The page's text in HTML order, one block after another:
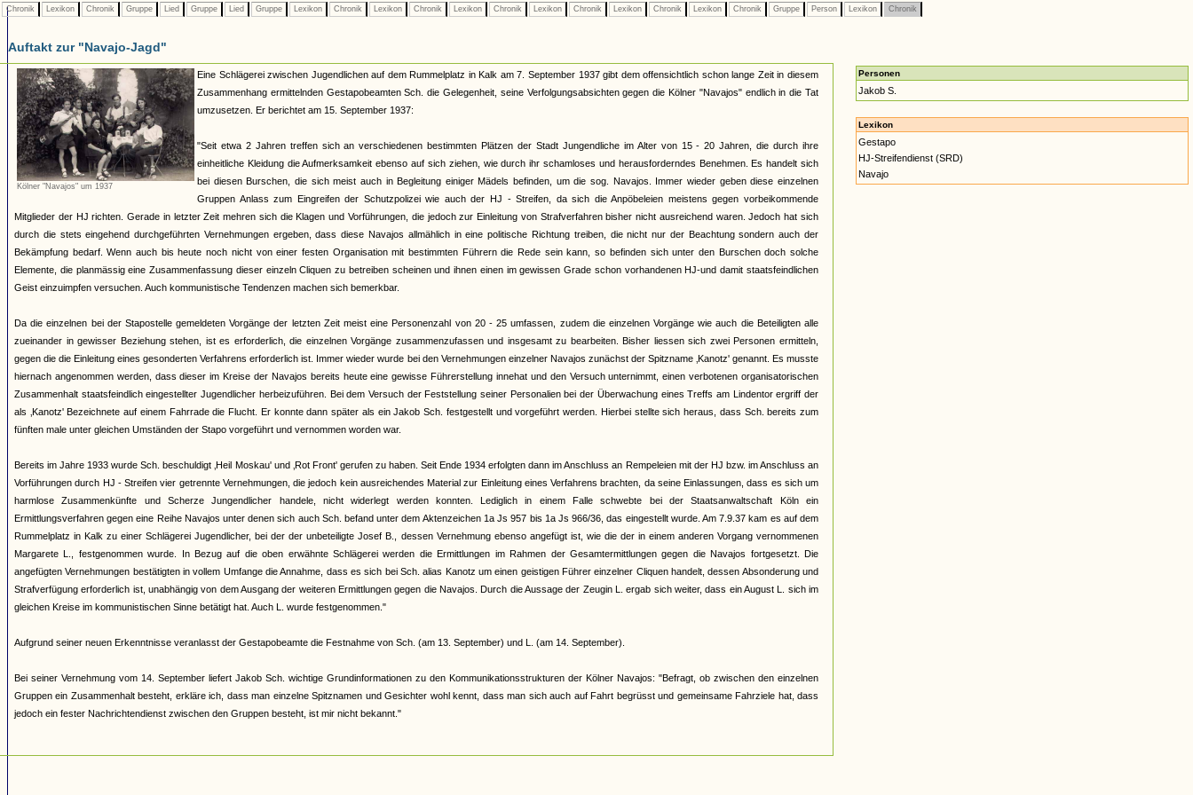
Chronik Lexikon Chronik Gruppe Lied Gruppe Lied Gruppe Lexikon Chronik Lexikon Chronik Lexikon Chronik Lexikon Chronik Lexikon Chronik Lexikon Chronik Gruppe Person Lexikon Chronik
Auftakt zur "Navajo-Jagd"
Kölner "Navajos" um 1937
Eine Schlägerei zwischen Jugendlichen auf dem Rummelplatz in Kalk am 7. September 1937 gibt dem offensichtlich schon lange Zeit in diesem
Zusammenhang ermittelnden Gestapobeamten Sch. die Gelegenheit, seine Verfolgungsabsichten gegen die Kölner "Navajos" endlich in die Tat
umzusetzen. Er berichtet am 15. September 1937:
"Seit etwa 2 Jahren treffen sich an verschiedenen bestimmten Plätzen der Stadt Jungendliche im Alter von 15 - 20 Jahren, die durch ihre
einheitliche Kleidung die Aufmerksamkeit ebenso auf sich ziehen, wie durch ihr schamloses und herausforderndes Benehmen. Es handelt sich
bei diesen Burschen, die sich meist auch in Begleitung einiger Mädels befinden, um die sog. Navajos. Immer wieder geben diese einzelnen
Gruppen Anlass zum Eingreifen der Schutzpolizei wie auch der HJ - Streifen, da sich die Anpöbeleien meistens gegen vorbeikommende
Mitglieder der HJ richten. Gerade in letzter Zeit mehren sich die Klagen und Vorführungen, die jedoch zur Einleitung von Strafverfahren bisher nicht ausreichend waren. Jedoch hat sich
durch die stets eingehend durchgeführten Vernehmungen ergeben, dass diese Navajos allmählich in eine politische Richtung treiben, die nicht nur der Beachtung sondern auch der
Bekämpfung bedarf. Wenn auch bis heute noch nicht von einer festen Organisation mit bestimmten Führern die Rede sein kann, so befinden sich unter den Burschen doch solche
Elemente, die planmässig eine Zusammenfassung dieser einzeln Cliquen zu betreiben scheinen und ihnen einen im gewissen Grade schon vorhandenen HJ-und damit staatsfeindlichen
Geist einzuimpfen versuchen. Auch kommunistische Tendenzen machen sich bemerkbar.
Da die einzelnen bei der Stapostelle gemeldeten Vorgänge der letzten Zeit meist eine Personenzahl von 20 - 25 umfassen, zudem die einzelnen Vorgänge wie auch die Beteiligten alle
zueinander in gewisser Beziehung stehen, ist es erforderlich, die einzelnen Vorgänge zusammenzufassen und insgesamt zu bearbeiten. Bisher liessen sich zwei Personen ermitteln,
gegen die die Einleitung eines gesonderten Verfahrens erforderlich ist. Immer wieder wurde bei den Vernehmungen einzelner Navajos zunächst der Spitzname ‚Kanotz' genannt. Es musste
hiernach angenommen werden, dass dieser im Kreise der Navajos bereits heute eine gewisse Führerstellung innehat und den Versuch unternimmt, einen verbotenen organisatorischen
Zusammenhalt staatsfeindlich eingestellter Jugendlicher herbeizuführen. Bei dem Versuch der Feststellung seiner Personalien bei der Überwachung eines Treffs am Lindentor ergriff der
als ‚Kanotz' Bezeichnete auf einem Fahrrade die Flucht. Er konnte dann später als ein Jakob Sch. festgestellt und vorgeführt werden. Hierbei stellte sich heraus, dass Sch. bereits zum
fünften male unter gleichen Umständen der Stapo vorgeführt und vernommen worden war.
Bereits im Jahre 1933 wurde Sch. beschuldigt ‚Heil Moskau' und ‚Rot Front' gerufen zu haben. Seit Ende 1934 erfolgten dann im Anschluss an Rempeleien mit der HJ bzw. im Anschluss an
Vorführungen durch HJ - Streifen vier getrennte Vernehmungen, die jedoch kein ausreichendes Material zur Einleitung eines Verfahrens brachten, da seine Einlassungen, dass es sich um
harmlose Zusammenkünfte und Scherze Jungendlicher handele, nicht widerlegt werden konnten. Lediglich in einem Falle schwebte bei der Staatsanwaltschaft Köln ein
Ermittlungsverfahren gegen eine Reihe Navajos unter denen sich auch Sch. befand unter dem Aktenzeichen 1a Js 957 bis 1a Js 966/36, das eingestellt wurde. Am 7.9.37 kam es auf dem
Rummelplatz in Kalk zu einer Schlägerei Jugendlicher, bei der der unbeteiligte Josef B., dessen Vernehmung ebenso angefügt ist, wie die der in einem anderen Vorgang vernommenen
Margarete L., festgenommen wurde. In Bezug auf die oben erwähnte Schlägerei werden die Ermittlungen im Rahmen der Gesamtermittlungen gegen die Navajos fortgesetzt. Die
angefügten Vernehmungen bestätigten in vollem Umfange die Annahme, dass es sich bei Sch. alias Kanotz um einen geistigen Führer einzelner Cliquen handelt, dessen Absonderung und
Strafverfügung erforderlich ist, unabhängig von dem Ausgang der weiteren Ermittlungen gegen die Navajos. Durch die Aussage der Zeugin L. ergab sich weiter, dass ein August L. sich im
gleichen Kreise im kommunistischen Sinne betätigt hat. Auch L. wurde festgenommen."
Aufgrund seiner neuen Erkenntnisse veranlasst der Gestapobeamte die Festnahme von Sch. (am 13. September) und L. (am 14. September).
Bei seiner Vernehmung vom 14. September liefert Jakob Sch. wichtige Grundinformationen zu den Kommunikationsstrukturen der Kölner Navajos: "Befragt, ob zwischen den einzelnen
Gruppen ein Zusammenhalt besteht, erkläre ich, dass man einzelne Spitznamen und Gesichter wohl kennt, dass man sich auch auf Fahrt begrüsst und gemeinsame Fahrziele hat, dass
jedoch ein fester Nachrichtendienst zwischen den Gruppen besteht, ist mir nicht bekannt."
Personen
Jakob S.
Lexikon
Gestapo
HJ-Streifendienst (SRD)
Navajo